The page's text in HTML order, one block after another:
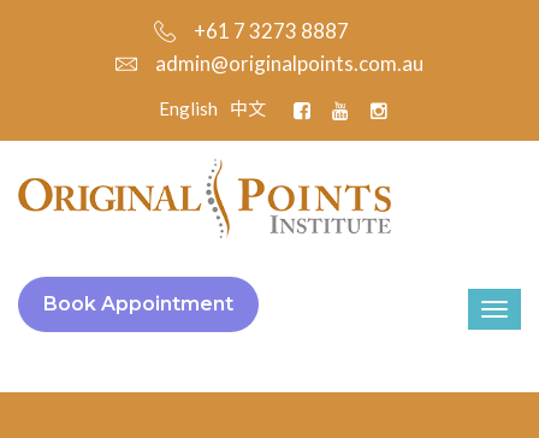
+61 7 3273 8887
admin@originalpoints.com.au
English 中文
Book Appointment